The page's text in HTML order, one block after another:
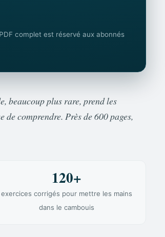
complet est réservé aux abonnés
beaucoup plus rare, prend les
comprendre. Près de 600 pages,
120+
exercices corrigés pour mettre les mains
dans le cambouis